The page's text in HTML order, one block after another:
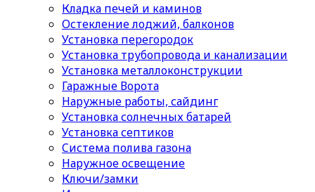
Кладка печей и каминов
Остекление лоджий, балконов
Установка перегородок
Установка трубопровода и канализации
Установка металлоконструкции
Гаражные Ворота
Наружные работы, сайдинг
Установка солнечных батарей
Установка септиков
Cистема полива газона
Наружное освещение
Ключи/замки